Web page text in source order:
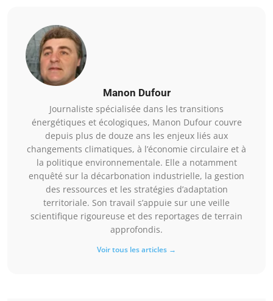
Manon Dufour
Journaliste spécialisée dans les transitions
énergétiques et écologiques, Manon Dufour couvre
depuis plus de douze ans les enjeux liés aux
changements climatiques, à l’économie circulaire et à
la politique environnementale. Elle a notamment
enquêté sur la décarbonation industrielle, la gestion
des ressources et les stratégies d’adaptation
territoriale. Son travail s’appuie sur une veille
scientifique rigoureuse et des reportages de terrain
approfondis.
Voir tous les articles →